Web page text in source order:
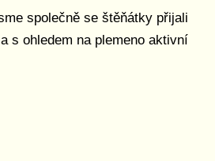
společně se štěňátky přijali
s ohledem na plemeno aktivní